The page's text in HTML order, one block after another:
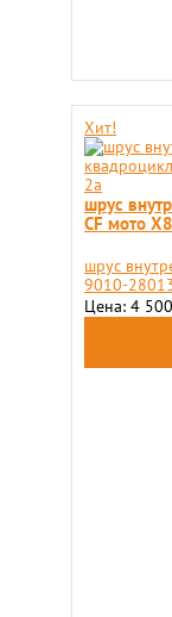
Хит!
шрус
CF мото
шрус
9010-
Цена: 4 500